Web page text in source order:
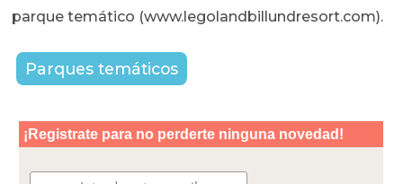
parque temático (www.legolandbillundresort.com).
Parques temáticos